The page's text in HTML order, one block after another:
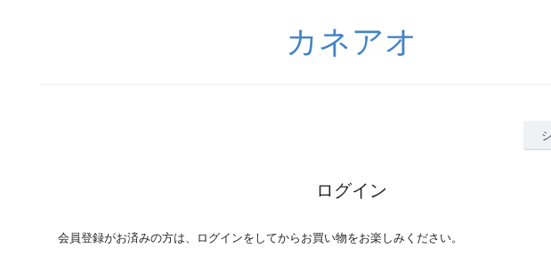
カネアオ
ログイン
会員登録がお済みの方は、ログインをしてからお買い物をお楽しみください。